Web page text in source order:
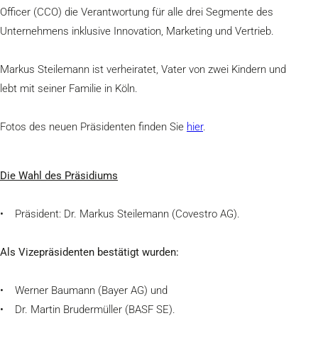
Officer (CCO) die Verantwortung für alle drei Segmente des
Unternehmens inklusive Innovation, Marketing und Vertrieb.
Markus Steilemann ist verheiratet, Vater von zwei Kindern und
lebt mit seiner Familie in Köln.
Fotos des neuen Präsidenten finden Sie hier.
Die Wahl des Präsidiums
• Präsident: Dr. Markus Steilemann (Covestro AG).
Als Vizepräsidenten bestätigt wurden:
• Werner Baumann (Bayer AG) und
• Dr. Martin Brudermüller (BASF SE).